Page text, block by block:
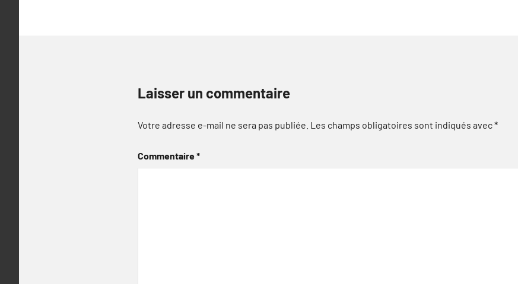
Laisser un commentaire
Votre adresse e-mail ne sera pas publiée. Les champs obligatoires sont indiqués avec*
Commentaire*